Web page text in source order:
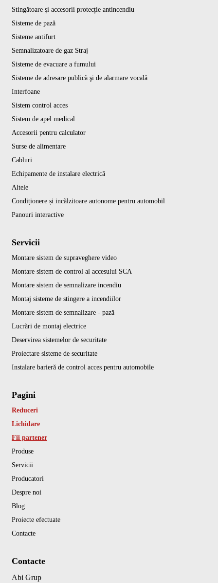
Stingătoare și accesorii protecție antincendiu
Sisteme de pază
Sisteme antifurt
Semnalizatoare de gaz Straj
Sisteme de evacuare a fumului
Sisteme de adresare publică şi de alarmare vocală
Interfoane
Sistem control acces
Sistem de apel medical
Accesorii pentru calculator
Surse de alimentare
Cabluri
Echipamente de instalare electrică
Altele
Condiționere și incălzitoare autonome pentru automobil
Panouri interactive
Servicii
Montare sistem de supraveghere video
Montare sistem de control al accesului SCA
Montare sistem de semnalizare incendiu
Montaj sisteme de stingere a incendiilor
Montare sistem de semnalizare - pază
Lucrări de montaj electrice
Deservirea sistemelor de securitate
Proiectare sisteme de securitate
Instalare barieră de control acces pentru automobile
Pagini
Reduceri
Lichidare
Fii partener
Produse
Servicii
Producatori
Despre noi
Blog
Proiecte efectuate
Contacte
Contacte
Abi Grup